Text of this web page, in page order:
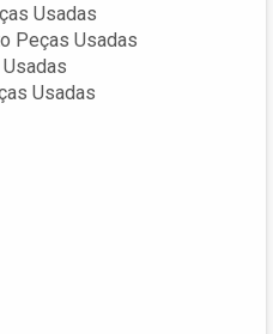
Usadas
Peças Usadas
Usadas